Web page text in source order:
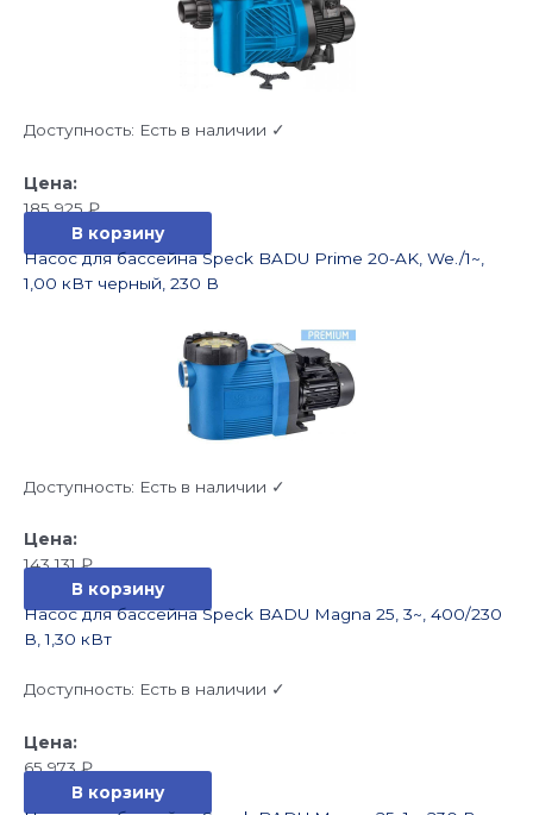
Доступность: Есть в наличии ✓
185 925₽
В корзину
Насос для бассейна Speck BADU Prime 20-AK, We./1~,
1,00 кВт черный, 230 В
Доступность: Есть в наличии ✓
143 131₽
В корзину
Насос для бассейна Speck BADU Magna 25, 3~, 400/230
В, 1,30 кВт
Доступность: Есть в наличии ✓
65 973₽
В корзину